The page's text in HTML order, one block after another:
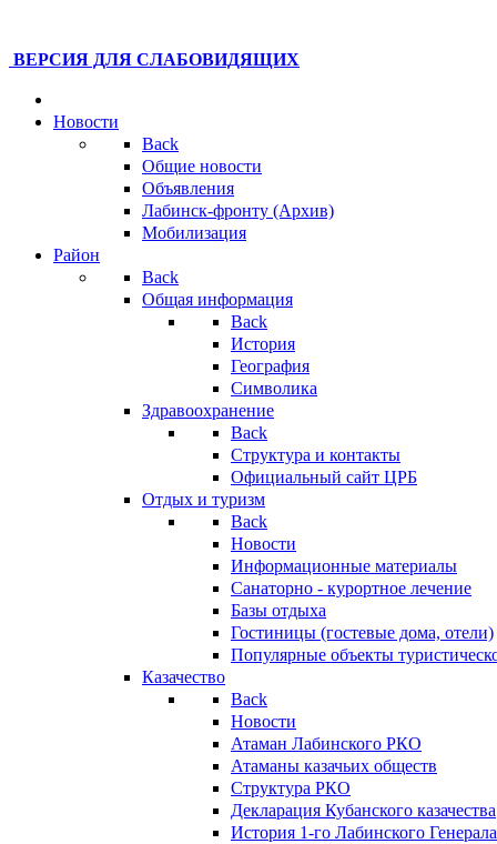
ВЕРСИЯ ДЛЯ СЛАБОВИДЯЩИХ
Новости
Back
Общие новости
Объявления
Лабинск-фронту (Архив)
Мобилизация
Район
Back
Общая информация
Back
История
География
Символика
Здравоохранение
Back
Структура и контакты
Официальный сайт ЦРБ
Отдых и туризм
Back
Новости
Информационные материалы
Санаторно - курортное лечение
Базы отдыха
Гостиницы (гостевые дома, отели)
Популярные объекты
Казачество
Back
Новости
Атаман Лабинского РКО
Атаманы казачьих обществ
Структура РКО
Декларация Кубанского казачества
История 1-го Лабинского